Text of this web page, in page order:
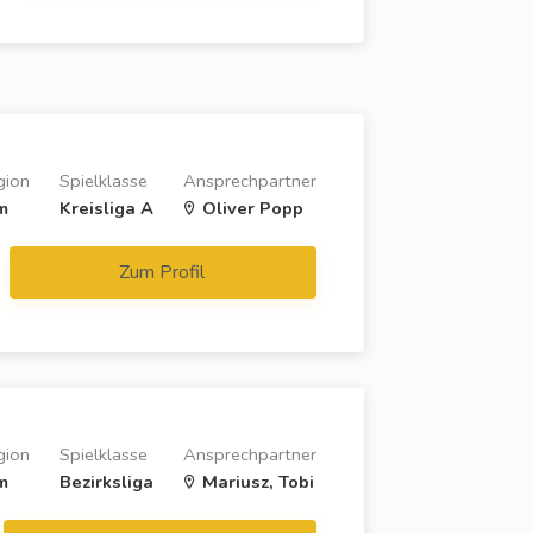
Ansprechpartner
Oliver Popp
Spielklasse
Kreisliga A
Zum Profil
Ansprechpartner
Mariusz, Tobi
Spielklasse
Bezirksliga